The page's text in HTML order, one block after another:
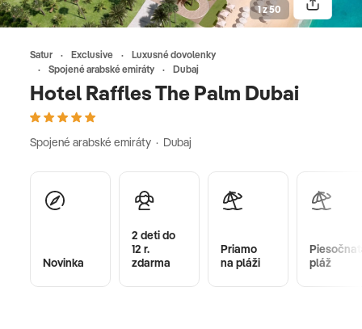
Satur Exclusive
Luxusné dovolenky
Spojené arabské emiráty
Dubaj
Hotel Raffles The Palm Dubai
Spojené arabské emiráty · Dubaj
1 z 50
Novinka
2 deti do
12 r.
zdarma
Priamo
na pláži
pláž